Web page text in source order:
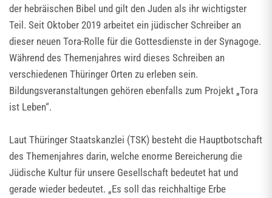
der hebräischen Bibel und gilt den Juden als ihr wichtigster
Teil. Seit Oktober 2019 arbeitet ein jüdischer Schreiber an
dieser neuen Tora-Rolle für die Gottesdienste in der Synagoge.
Während des Themenjahres wird dieses Schreiben an
verschiedenen Thüringer Orten zu erleben sein.
Bildungsveranstaltungen gehören ebenfalls zum Projekt „Tora
ist Leben“.
Laut Thüringer Staatskanzlei (TSK) besteht die Hauptbotschaft
des Themenjahres darin, welche enorme Bereicherung die
Jüdische Kultur für unsere Gesellschaft bedeutet hat und
gerade wieder bedeutet. „Es soll das reichhaltige Erbe